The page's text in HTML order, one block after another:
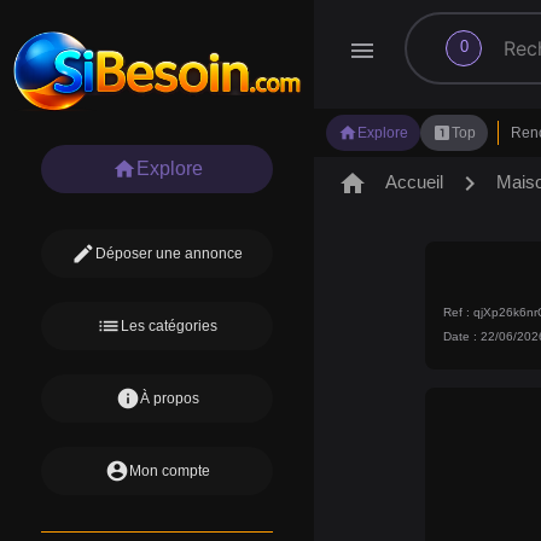
menu 0
search
home Explore looks_oneTop
home Explore
edit Déposer une annonce
list Les catégories
infoÀ propos
account_circle Mon compte
home Accueil chevron_right
Ref :
Date : 22/06/